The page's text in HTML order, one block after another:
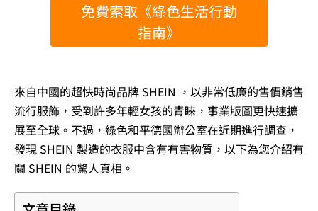
免費索取《綠色生活行動
指南》
來自中國的超快時尚品牌 SHEIN ，以非常低廉的售價銷售
流行服飾，受到許多年輕女孩的青睞，事業版圖更快速擴
展至全球。不過，綠色和平德國辦公室在近期進行調查，
發現 SHEIN 製造的衣服中含有有害物質，以下為您介紹有
關 SHEIN 的驚人真相。